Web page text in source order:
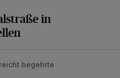
in
Artenschutz gewürdigt
begehrte